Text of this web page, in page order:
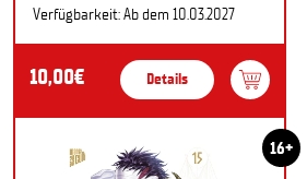
Verfügbarkeit: Ab dem 10.03.2027
10,00€ Details
16+